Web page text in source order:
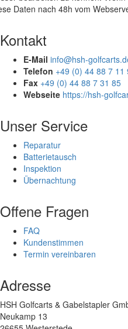
Daten nach 48h vom
Kontakt
E-Mail info@hsh-
Telefon +49 (0) 44 88 7 11
Fax +49 (0) 44 88 7 31 85
Webseite https://hsh-
Unser Service
Reparatur
Batterietausch
Inspektion
Übernachtung
Offene Fragen
FAQ
Kundenstimmen
Termin vereinbaren
Adresse
HSH Golfcarts & Gabelstapler
Neukamp 13